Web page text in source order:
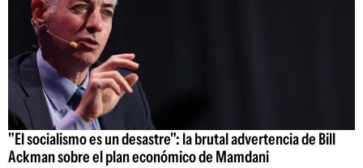
"El socialismo es un desastre": la brutal advertencia de Bill
Ackman sobre el plan económico de Mamdani